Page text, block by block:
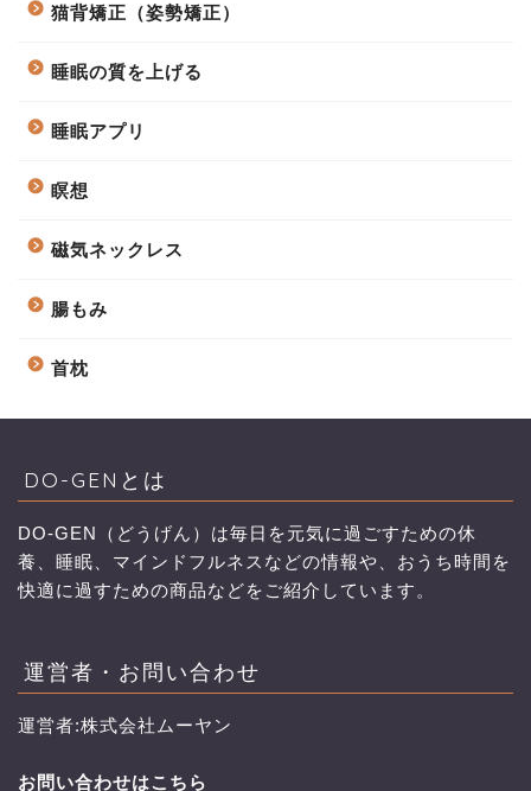
猫背矯正（姿勢矯正）
睡眠の質を上げる
睡眠アプリ
瞑想
磁気ネックレス
腸もみ
首枕
DO-GENとは
DO-GEN（どうげん）は毎日を元気に過ごすための休
養、睡眠、マインドフルネスなどの情報や、おうち時間を
快適に過すための商品などをご紹介しています。
運営者・お問い合わせ
運営者:株式会社ムーヤン
お問い合わせはこちら